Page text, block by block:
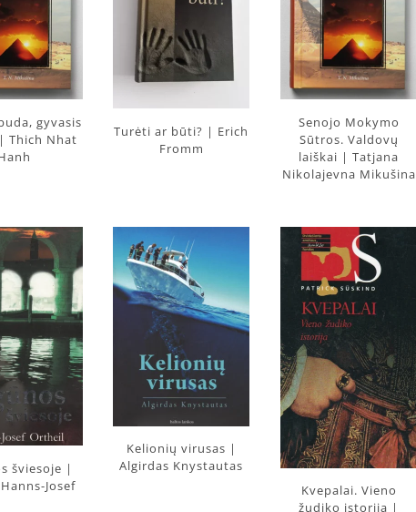
gyvasis
Thich Nhat
Turėti ar būti? | Erich
Fromm
Senojo Mokymo
Sūtros. Valdovų
laiškai | Tatjana
Nikolajevna Mikušina
šviesoje |
Josef
Kelionių virusas |
Algirdas Knystautas
Kvepalai. Vieno
žudiko istorija |